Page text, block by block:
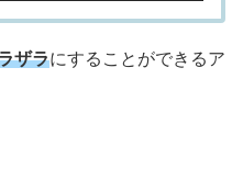
ザラにすることができるア